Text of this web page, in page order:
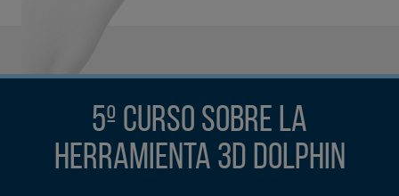
5º Curso sobre la
herramienta 3D Dolphin